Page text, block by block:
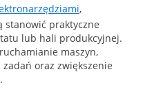
,
stanowić praktyczne
lub hali produkcyjnej.
maszyn,
oraz zwiększenie